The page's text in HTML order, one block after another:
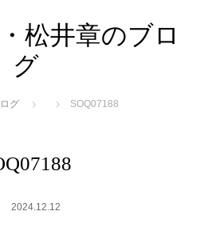
松井章のブロ
グ
グ SOQ07188
2024.12.12